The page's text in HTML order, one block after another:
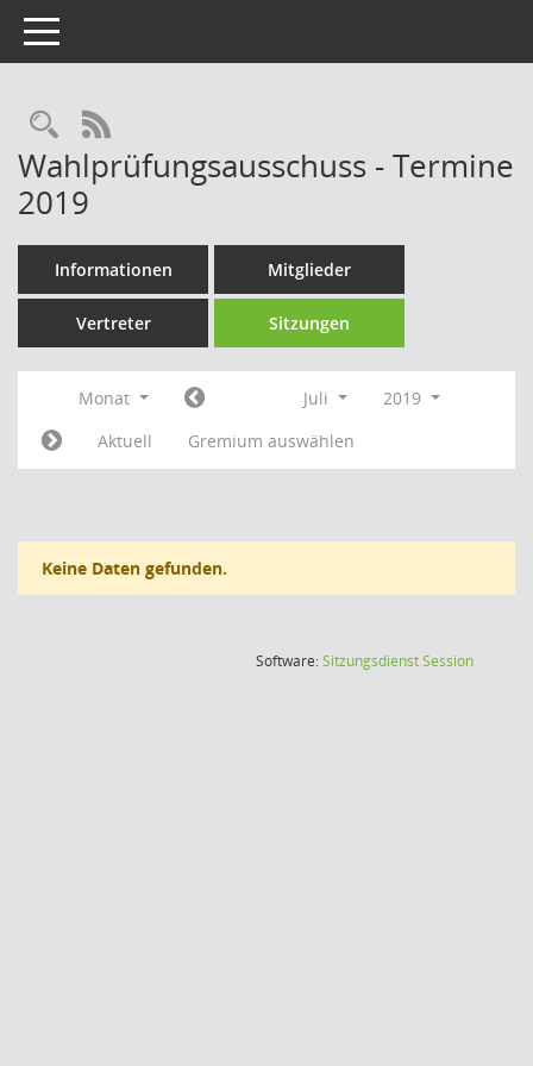
Toggle navigation
Rechercheauswahl
RSS-Feed
Wahlprüfungsausschuss - Termine
2019
Informationen Mitglieder
Vertreter Sitzungen
Monat Juli
2019
Aktuell
Gremium auswählen
Keine Daten gefunden.
Software:SitzungsdienstSession(Wird in